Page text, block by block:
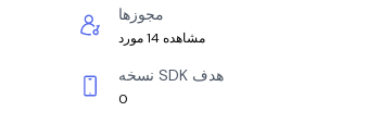
مجوزها
مشاهده 14 مورد
نسخه SDK هدف
0